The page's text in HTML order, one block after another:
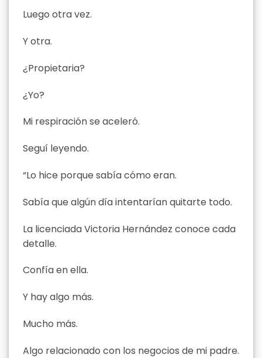
Luego otra vez.
Y otra.
¿Propietaria?
¿Yo?
Mi respiración se aceleró.
Seguí leyendo.
“Lo hice porque sabía cómo eran.
Sabía que algún día intentarían quitarte todo.
La licenciada Victoria Hernández conoce cada
detalle.
Confía en ella.
Y hay algo más.
Mucho más.
Algo relacionado con los negocios de mi padre.